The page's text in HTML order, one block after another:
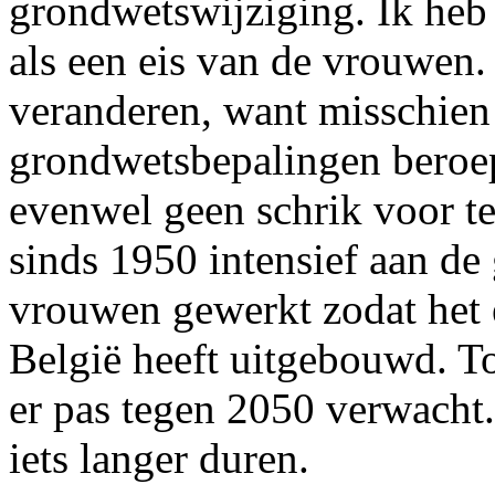
grondwetswijziging. Ik
als een eis van de
veranderen, want
grondwetsbepalingen
evenwel geen schrik voor
sinds 1950 intensief aan
vrouwen gewerkt zodat het
België heeft uitgebouwd.
er pas tegen 2050
iets langer duren.